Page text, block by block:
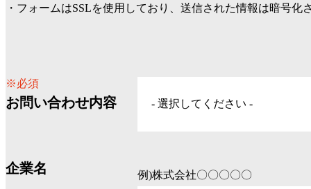
・フォームはSSLを使用しており、送信された情報は暗号化
お問い合わせ内容
※必須
企業名 例)株式会社〇〇〇〇〇